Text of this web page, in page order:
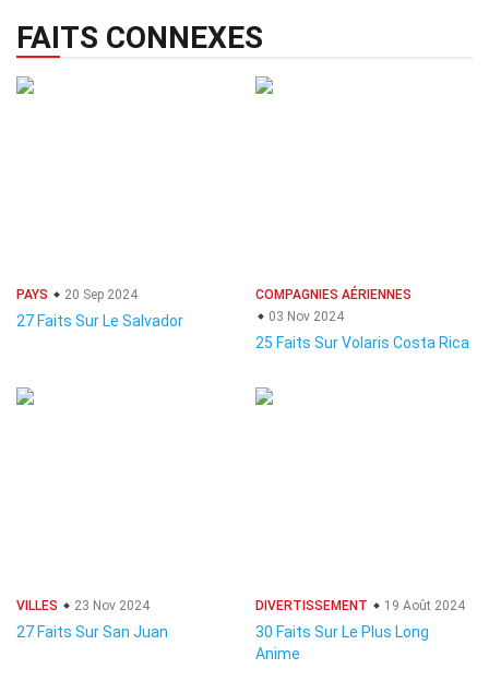
FAITS CONNEXES
PAYS 20 Sep 2024
27 Faits Sur Le Salvador
COMPAGNIES AÉRIENNES
03 Nov 2024
25 Faits Sur Volaris Costa Rica
VILLES 23 Nov 2024
27 Faits Sur San Juan
DIVERTISSEMENT 19 Août 2024
30 Faits Sur Le Plus Long
Anime